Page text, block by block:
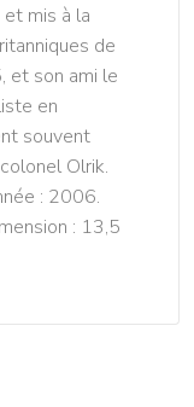
mis à la
de
et son ami le
en
souvent
Olrik.
: 2006.
: 13,5